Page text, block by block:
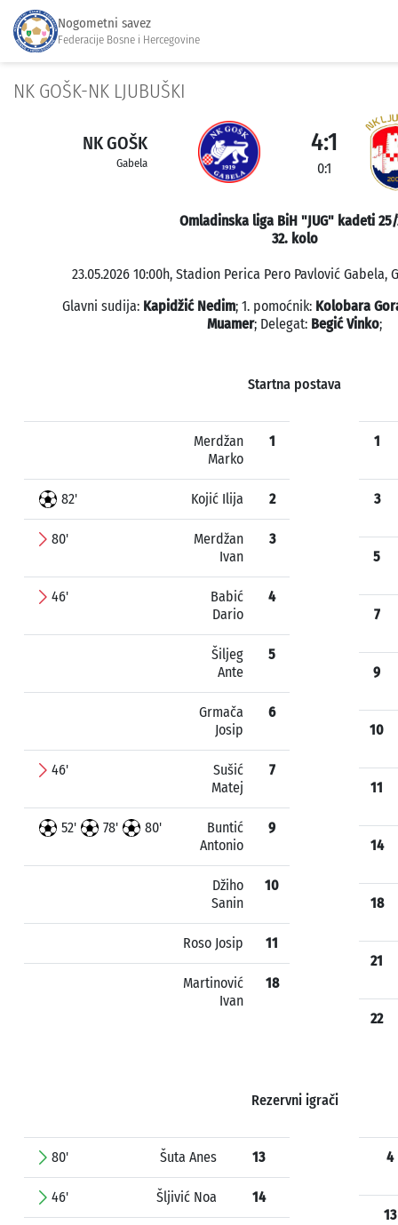
Nogometni savez
Federacije Bosne i Hercegovine
NK GOŠK-NK LJUBUŠKI
NK GOŠK
Gabela
4:1
0:1
Omladinska liga BiH "JUG" kadeti
32. kolo
23.05.2026 10:00h, Stadion Perica Pero Pavlović Gabela,
Glavni sudija: Kapidžić Nedim; 1. pomoćnik: Kolobara
Muamer; Delegat: Begić Vinko;
Startna postava
Merdžan
Marko
1
82' Kojić Ilija 2
80'
Merdžan
Ivan
3
46'
Babić
Dario
4
Šiljeg
Ante
5
Grmača
Josip
6
46'
Sušić
Matej
7
52' 78' 80'
Buntić
Antonio
9
Džiho
Sanin
10
Roso Josip 11
Martinović
Ivan
18
1
3
5
7
9
10
11
14
18
21
22
Rezervni igrači
80' Šuta Anes 13
46' Šljivić Noa 14
4
13